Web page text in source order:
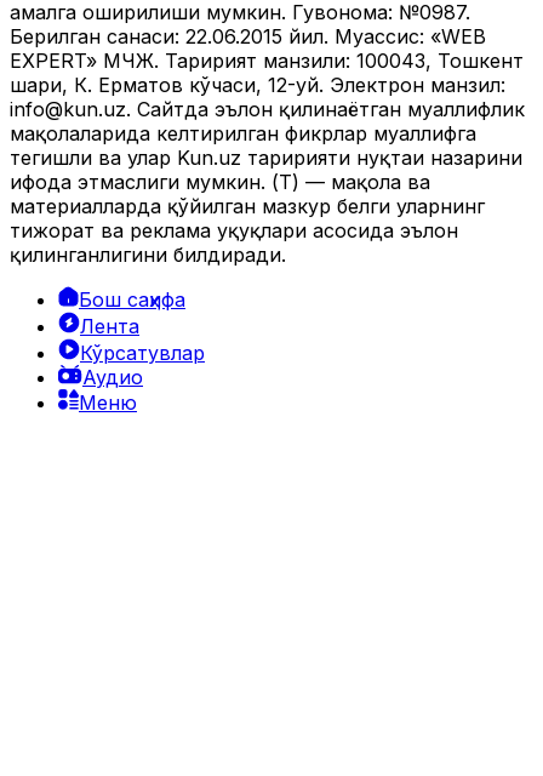
амалга оширилиши мумкин. Гувоҳнома: №0987.
Берилган санаси: 22.06.2015 йил. Муассис: «WEB
EXPERT» МЧЖ. Таҳририят манзили: 100043, Тошкент
шаҳри, К. Ерматов кўчаси, 12-уй. Электрон манзил:
info@kun.uz. Сайтда эълон қилинаётган муаллифлик
мақолаларида келтирилган фикрлар муаллифга
тегишли ва улар Kun.uz таҳририяти нуқтаи назарини
ифода этмаслиги мумкин. (Т) — мақола ва
материалларда қўйилган мазкур белги уларнинг
тижорат ва реклама ҳуқуқлари асосида эълон
қилинганлигини билдиради.
Бош саҳифа
Лента
Кўрсатувлар
Аудио
Меню